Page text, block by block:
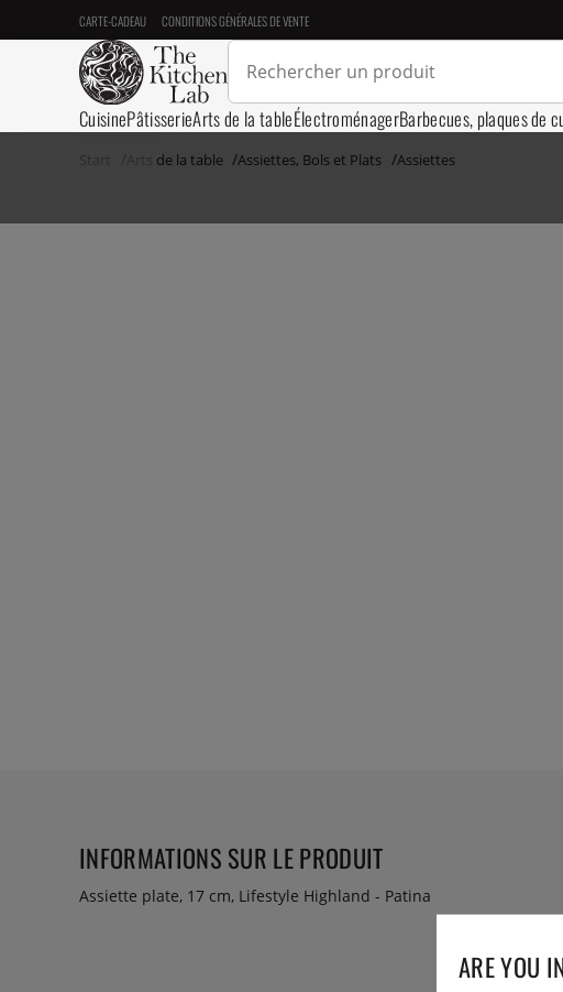
CARTE-CADEAU CONDITIONS GÉNÉRALES DE VENTE
CuisinePâtisserieArts de la tableÉlectroménagerBarbecues, plaques de
Start Arts de la table Assiettes, Bols et Plats Assiettes
INFORMATIONS SUR LE PRODUIT
Assiette plate, 17 cm, Lifestyle Highland - Patina
ARE YOU